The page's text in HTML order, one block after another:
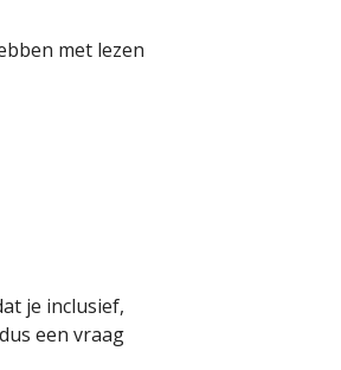
met lezen
je inclusief,
een vraag